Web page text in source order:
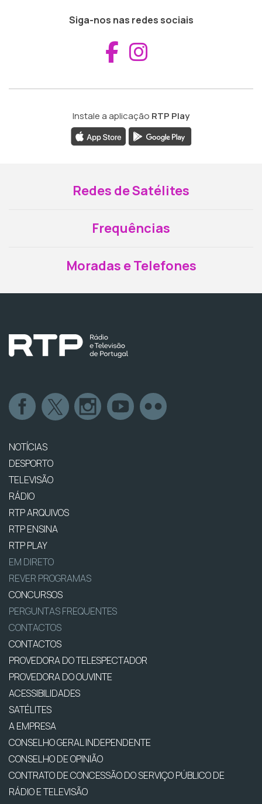
Siga-nos nas redes sociais
Aceder ao
Instale a aplicação RTP Play
Redes de Satélites
Frequências
Moradas e Telefones
NOTÍCIAS
DESPORTO
TELEVISÃO
RÁDIO
RTP ARQUIVOS
RTP ENSINA
RTP PLAY
EM DIRETO
REVER PROGRAMAS
CONCURSOS
PERGUNTAS FREQUENTES
CONTACTOS
CONTACTOS
PROVEDORA DO TELESPECTADOR
PROVEDORA DO OUVINTE
ACESSIBILIDADES
SATÉLITES
A EMPRESA
CONSELHO GERAL INDEPENDENTE
CONSELHO DE OPINIÃO
CONTRATO DE CONCESSÃO DO SERVIÇO PÚBLICO DE
RÁDIO E TELEVISÃO